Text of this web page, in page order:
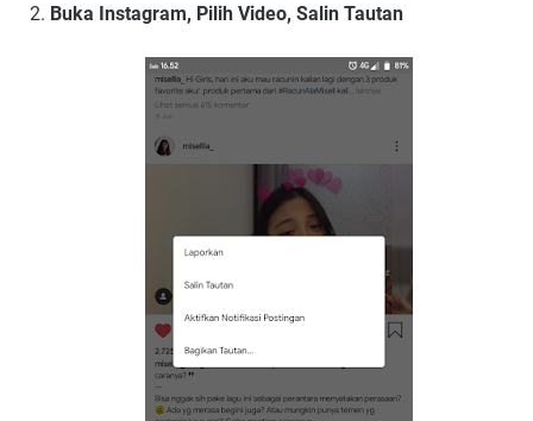
Buka Instagram, Pilih Video, Salin Tautan